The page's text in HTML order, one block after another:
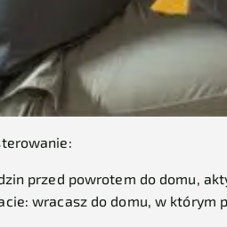
przed powrotem do domu,
wracasz do domu, w którym